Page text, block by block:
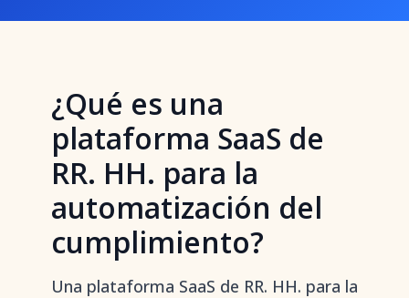
¿Qué es una
plataforma SaaS de
RR. HH. para la
automatización del
cumplimiento?
Una plataforma SaaS de RR. HH. para la